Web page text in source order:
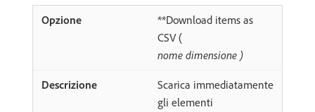
**Download items as
CSV (
nome dimensione )
Scarica immediatamente
gli elementi